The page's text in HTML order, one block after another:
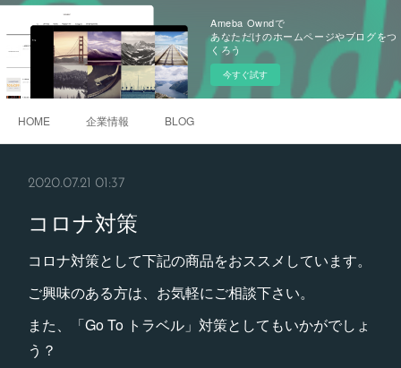
Ameba Owndで
あなただけのホームページやブログをつ
くろう
今すぐ試す
HOME 企業情報 BLOG
2020.07.21 01:37
コロナ対策
コロナ対策として下記の商品をおススメしています。
ご興味のある方は、お気軽にご相談下さい。
また、「Go To トラベル」対策としてもいかがでしょ
う？